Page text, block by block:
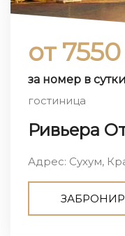
от
за номер в сутки
гостиница
Ривьера
Адрес: Сухум,